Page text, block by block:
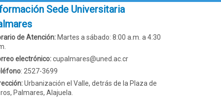
Sede Universitaria
de Atención: Martes a sábado: 8:00 a.m. a 4:30
electrónico:cupalmares@uned.ac.cr
: 2527-3699
:Urbanización el Valle, detrás de la Plaza de
Palmares, Alajuela.